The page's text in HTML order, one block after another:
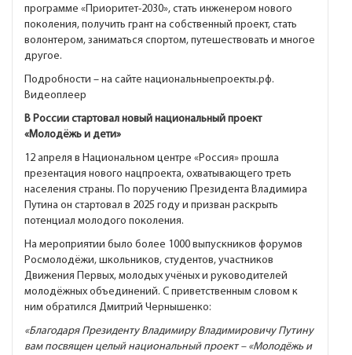
программе «Приоритет-2030», стать инженером нового
поколения, получить грант на собственный проект, стать
волонтером, заниматься спортом, путешествовать и многое
другое.
Подробности – на сайте национальныепроекты.рф.
Видеоплеер
В России стартовал новый национальный проект
«Молодёжь и дети»
12 апреля в Национальном центре «Россия» прошла
презентация нового нацпроекта, охватывающего треть
населения страны. По поручению Президента Владимира
Путина он стартовал в 2025 году и призван раскрыть
потенциал молодого поколения.
На мероприятии было более 1000 выпускников форумов
Росмолодёжи, школьников, студентов, участников
Движения Первых, молодых учёных и руководителей
молодёжных объединений. С приветственным словом к
ним обратился Дмитрий Чернышенко:
«Благодаря Президенту Владимиру Владимировичу Путину
вам посвящен целый национальный проект – «Молодёжь и